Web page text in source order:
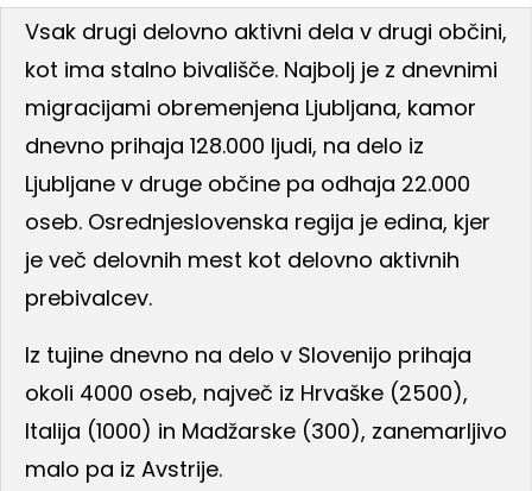
Vsak drugi delovno aktivni dela v drugi občini,
kot ima stalno bivališče. Najbolj je z dnevnimi
migracijami obremenjena Ljubljana, kamor
dnevno prihaja 128.000 ljudi, na delo iz
Ljubljane v druge občine pa odhaja 22.000
oseb. Osrednjeslovenska regija je edina, kjer
je več delovnih mest kot delovno aktivnih
prebivalcev.
Iz tujine dnevno na delo v Slovenijo prihaja
okoli 4000 oseb, največ iz Hrvaške (2500),
Italija (1000) in Madžarske (300), zanemarljivo
malo pa iz Avstrije.